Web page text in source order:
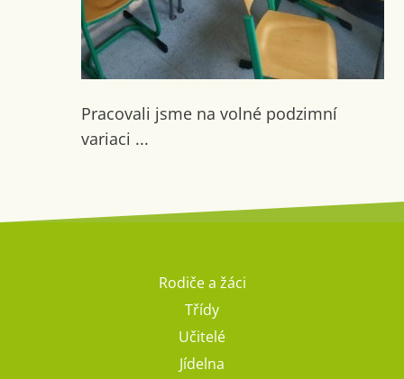
Pracovali jsme na volné podzimní
variaci ...
Rodiče a žáci
Třídy
Učitelé
Jídelna